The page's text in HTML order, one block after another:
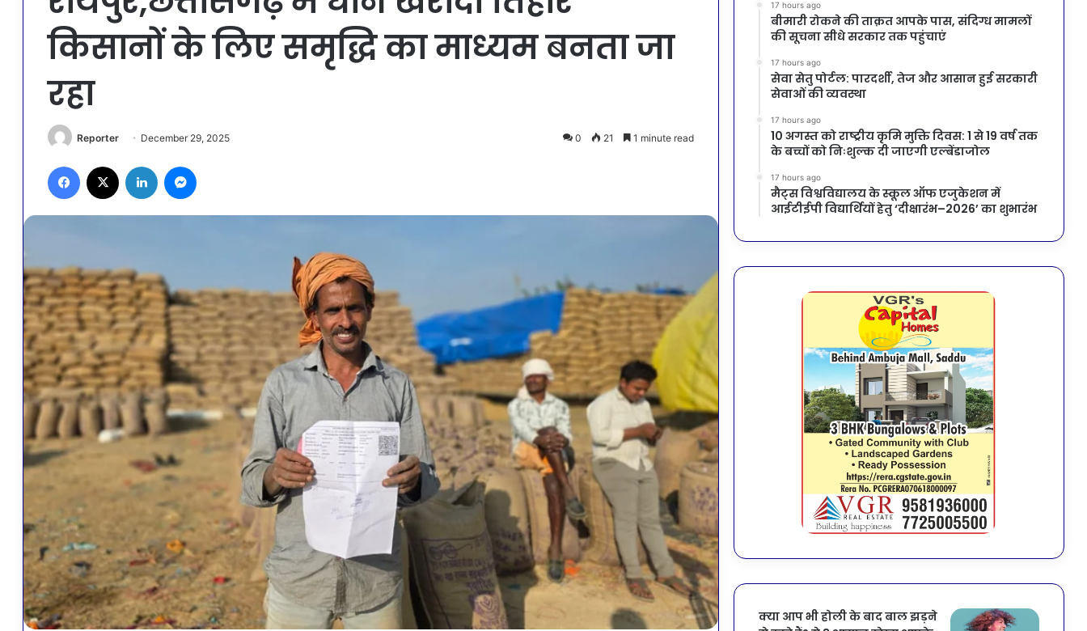
किसानों के लिए समृद्धि का माध्यम बनता जा
रहा
Reporter December 29, 2025 0 21 1 minute read
Facebook LinkedIn
17 hours ago
बीमारी रोकने की ताक़त आपके पास, संदिग्ध मामलों
की सूचना सीधे सरकार तक पहुंचाएं
17 hours ago
सेवा सेतु पोर्टल: पारदर्शी, तेज और आसान हुई सरकारी
सेवाओं की व्यवस्था
17 hours ago
10 अगस्त को राष्ट्रीय कृमि मुक्ति दिवस: 1 से 19 वर्ष तक
के बच्चों को निःशुल्क दी जाएगी एल्बेंडाजोल
17 hours ago
मैट्स विश्वविद्यालय के स्कूल ऑफ एजुकेशन में
आईटीईपी विद्यार्थियों हेतु ‘दीक्षारंभ–2026’ का शुभारंभ
क्या आप भी होली के बाद बाल झड़ने